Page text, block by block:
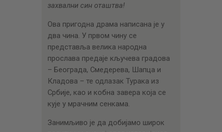
захвални син оташтва!
Ова пригодна драма написана је у
два чина. У првом чину се
представља велика народна
прослава предаје кључева градова
– Београда, Смедерева, Шапца и
Кладова – те одлазак Турака из
Србије, као и кобна завера која се
кује у мрачним сенкама.
Занимљиво је да добијамо широк